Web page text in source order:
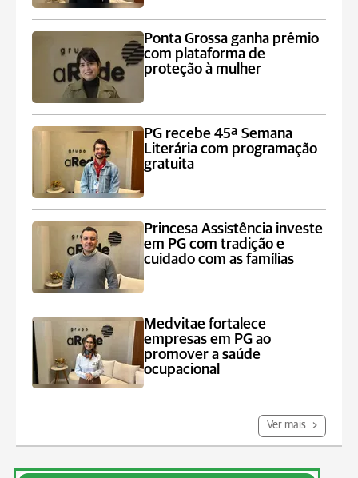
Ponta Grossa ganha prêmio
com plataforma de
proteção à mulher
PG recebe 45ª Semana
Literária com programação
gratuita
Princesa Assistência investe
em PG com tradição e
cuidado com as famílias
Medvitae fortalece
empresas em PG ao
promover a saúde
ocupacional
Ver mais